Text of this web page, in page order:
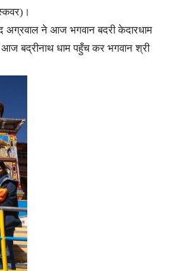
अग्रवाल ने आज भगवान बदरी केदारधाम
बद्रीनाथ धाम पहुँच कर भगवान श्री